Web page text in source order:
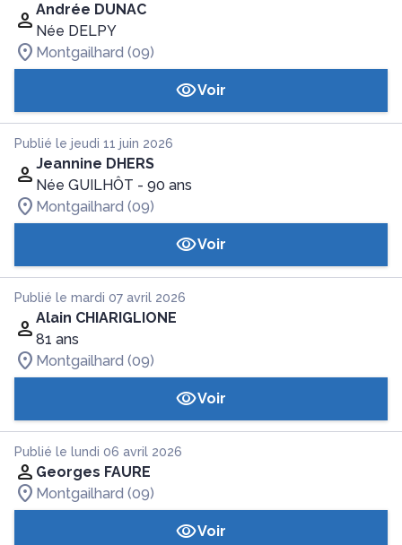
Andrée DUNAC
Née DELPY
Montgailhard (09)
Voir
Publié le jeudi 11 juin 2026
Jeannine DHERS
Née GUILHÔT - 90 ans
Montgailhard (09)
Voir
Publié le mardi 07 avril 2026
Alain CHIARIGLIONE
81 ans
Montgailhard (09)
Voir
Publié le lundi 06 avril 2026
Georges FAURE
Montgailhard (09)
Voir